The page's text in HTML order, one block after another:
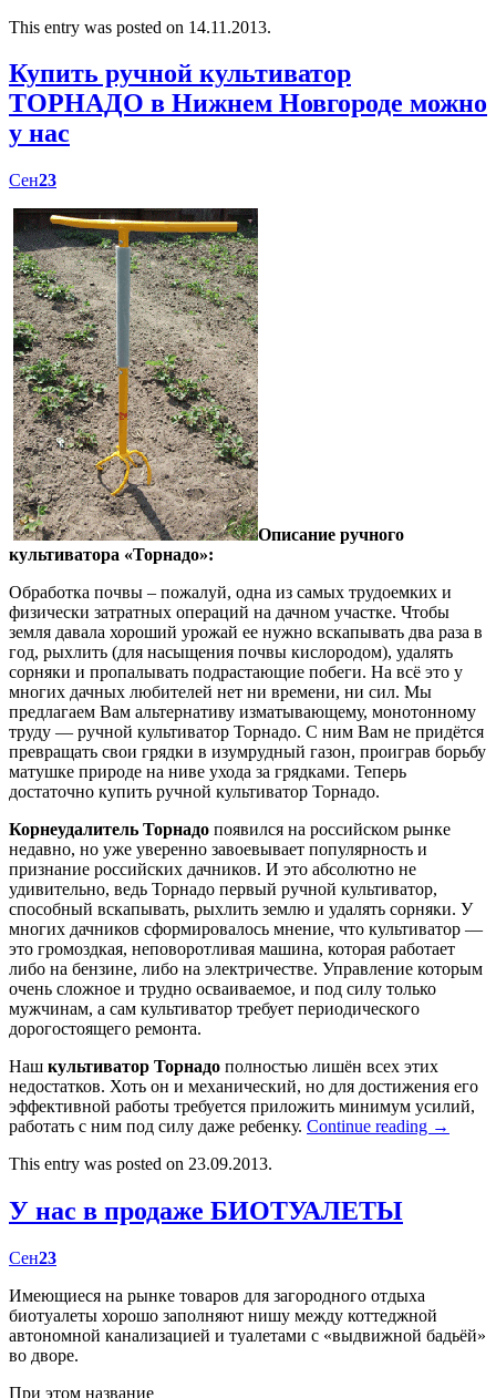
This entry was posted on 14.11.2013.
Купить ручной культиватор
ТОРНАДО в Нижнем Новгороде можно
у нас
Сен23
Описание ручного
культиватора «Торнадо»:
Обработка почвы – пожалуй, одна из самых трудоемких и
физически затратных операций на дачном участке. Чтобы
земля давала хороший урожай ее нужно вскапывать два раза в
год, рыхлить (для насыщения почвы кислородом), удалять
сорняки и пропалывать подрастающие побеги. На всё это у
многих дачных любителей нет ни времени, ни сил. Мы
предлагаем Вам альтернативу изматывающему, монотонному
труду — ручной культиватор Торнадо. С ним Вам не придётся
превращать свои грядки в изумрудный газон, проиграв борьбу
матушке природе на ниве ухода за грядками. Теперь
достаточно купить ручной культиватор Торнадо.
Корнеудалитель Торнадо появился на российском рынке
недавно, но уже уверенно завоевывает популярность и
признание российских дачников. И это абсолютно не
удивительно, ведь Торнадо первый ручной культиватор,
способный вскапывать, рыхлить землю и удалять сорняки. У
многих дачников сформировалось мнение, что культиватор —
это громоздкая, неповоротливая машина, которая работает
либо на бензине, либо на электричестве. Управление которым
очень сложное и трудно осваиваемое, и под силу только
мужчинам, а сам культиватор требует периодического
дорогостоящего ремонта.
Наш культиватор Торнадо полностью лишён всех этих
недостатков. Хоть он и механический, но для достижения его
эффективной работы требуется приложить минимум усилий,
работать с ним под силу даже ребенку. Continue reading →
This entry was posted on 23.09.2013.
У нас в продаже БИОТУАЛЕТЫ
Сен23
Имеющиеся на рынке товаров для загородного отдыха
биотуалеты хорошо заполняют нишу между коттеджной
автономной канализацией и туалетами с «выдвижной бадьёй»
во дворе.
При этом название